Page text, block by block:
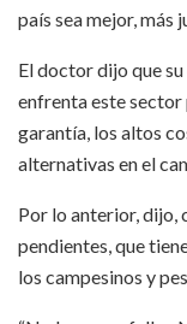
país sea mejor, más
El doctor dijo que
enfrenta este
garantía, los altos
alternativas en el
Por lo anterior, dijo,
pendientes, que
los campesinos y